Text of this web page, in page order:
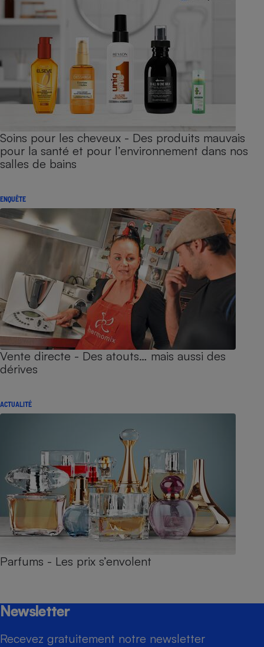
Soins pour les cheveux - Des produits mauvais
pour la santé et pour l’environnement dans nos
salles de bains
ENQUÊTE
Vente directe - Des atouts… mais aussi des
dérives
ACTUALITÉ
Parfums - Les prix s’envolent
Newsletter
Recevez gratuitement notre newsletter